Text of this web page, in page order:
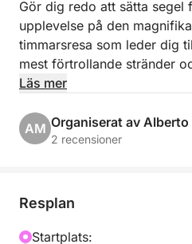
Gör dig redo att sätta segel
upplevelse på den
timmarsresa som leder dig
mest förtrollande stränder
avgång från den pittoreska
erbjuder hisnande vyer och
avkoppling.
Garda, den största ön i sjön,
fortsätter sedan till eleganta
Läs mer
AM Organiserat av Alberto
2 recensioner
Resplan
Startplats: